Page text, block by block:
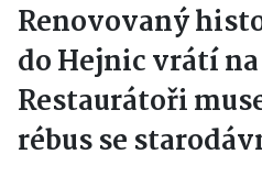
Renovovaný
do Hejnic vrátí
Restaurátoři
rébus se